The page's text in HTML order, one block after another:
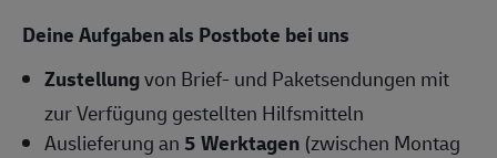
Deine Aufgaben als Postbote bei uns
Zustellungvon Brief- und Paketsendungen mit
zur Verfügung gestellten Hilfsmitteln
Auslieferung an5 Werktagen (zwischen Montag